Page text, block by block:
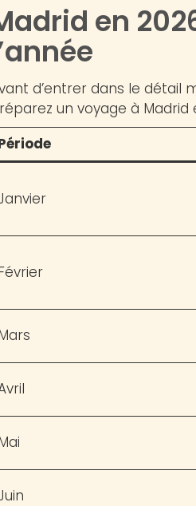
en
d’entrer dans le détail
un voyage à Madrid